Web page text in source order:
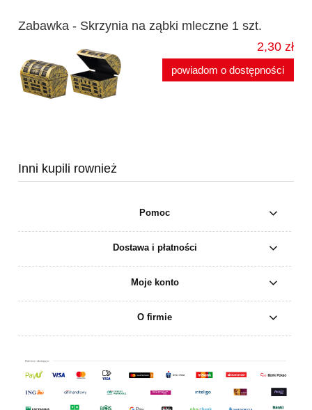
Zabawka - Skrzynia na ząbki mleczne 1 szt.
2,30 zł
powiadom o dostępności
Inni kupili rownież
Pomoc
Dostawa i płatności
Moje konto
O firmie